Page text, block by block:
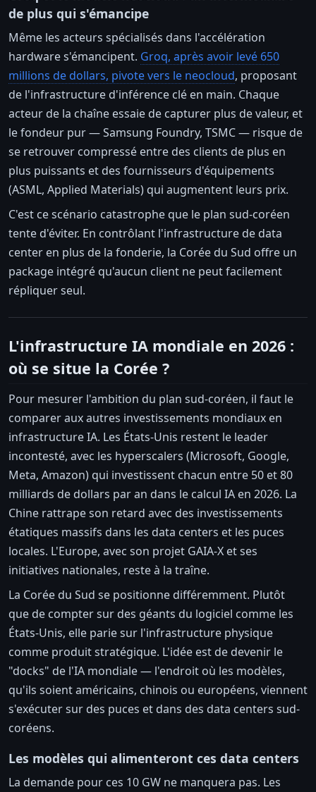
de plus qui s'émancipe
Même les acteurs spécialisés dans l'accélération
hardware s'émancipent. Groq, après avoir levé 650
millions de dollars, pivote vers le neocloud, proposant
de l'infrastructure d'inférence clé en main. Chaque
acteur de la chaîne essaie de capturer plus de valeur, et
le fondeur pur — Samsung Foundry, TSMC — risque de
se retrouver compressé entre des clients de plus en
plus puissants et des fournisseurs d'équipements
(ASML, Applied Materials) qui augmentent leurs prix.
C'est ce scénario catastrophe que le plan sud-coréen
tente d'éviter. En contrôlant l'infrastructure de data
center en plus de la fonderie, la Corée du Sud offre un
package intégré qu'aucun client ne peut facilement
répliquer seul.
L'infrastructure IA mondiale en 2026 :
où se situe la Corée ?
Pour mesurer l'ambition du plan sud-coréen, il faut le
comparer aux autres investissements mondiaux en
infrastructure IA. Les États-Unis restent le leader
incontesté, avec les hyperscalers (Microsoft, Google,
Meta, Amazon) qui investissent chacun entre 50 et 80
milliards de dollars par an dans le calcul IA en 2026. La
Chine rattrape son retard avec des investissements
étatiques massifs dans les data centers et les puces
locales. L'Europe, avec son projet GAIA-X et ses
initiatives nationales, reste à la traîne.
La Corée du Sud se positionne différemment. Plutôt
que de compter sur des géants du logiciel comme les
États-Unis, elle parie sur l'infrastructure physique
comme produit stratégique. L'idée est de devenir le
"docks" de l'IA mondiale — l'endroit où les modèles,
qu'ils soient américains, chinois ou européens, viennent
s'exécuter sur des puces et dans des data centers sud-
coréens.
Les modèles qui alimenteront ces data centers
La demande pour ces 10 GW ne manquera pas. Les